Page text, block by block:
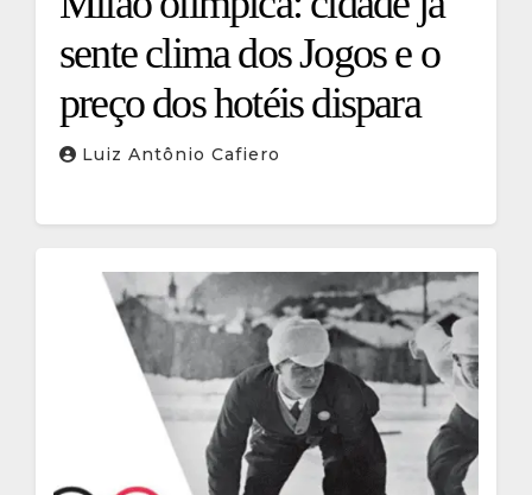
sente clima dos Jogos e o
preço dos hotéis dispara
Luiz Antônio Cafiero